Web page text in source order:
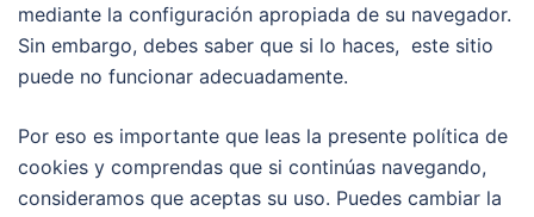
mediante la configuración apropiada de su navegador.
Sin embargo, debes saber que si lo haces, este sitio
puede no funcionar adecuadamente.
Por eso es importante que leas la presente política de
cookies y comprendas que si continúas navegando,
consideramos que aceptas su uso. Puedes cambiar la